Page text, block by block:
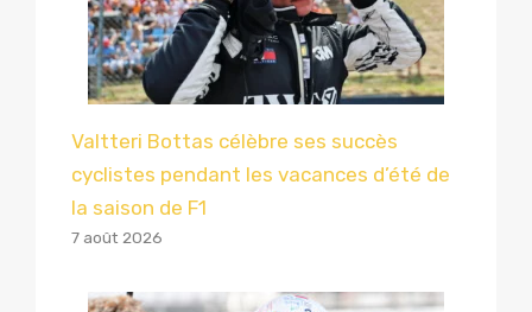
Valtteri Bottas célèbre ses succès
cyclistes pendant les vacances d’été de
la saison de F1
7 août 2026